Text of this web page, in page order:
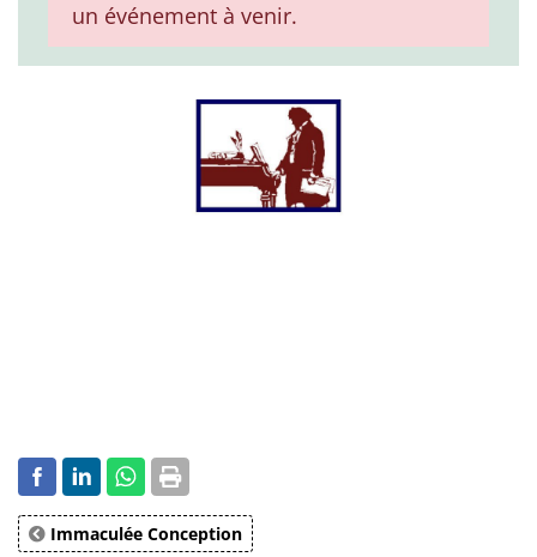
un événement à venir.
Immaculée Conception